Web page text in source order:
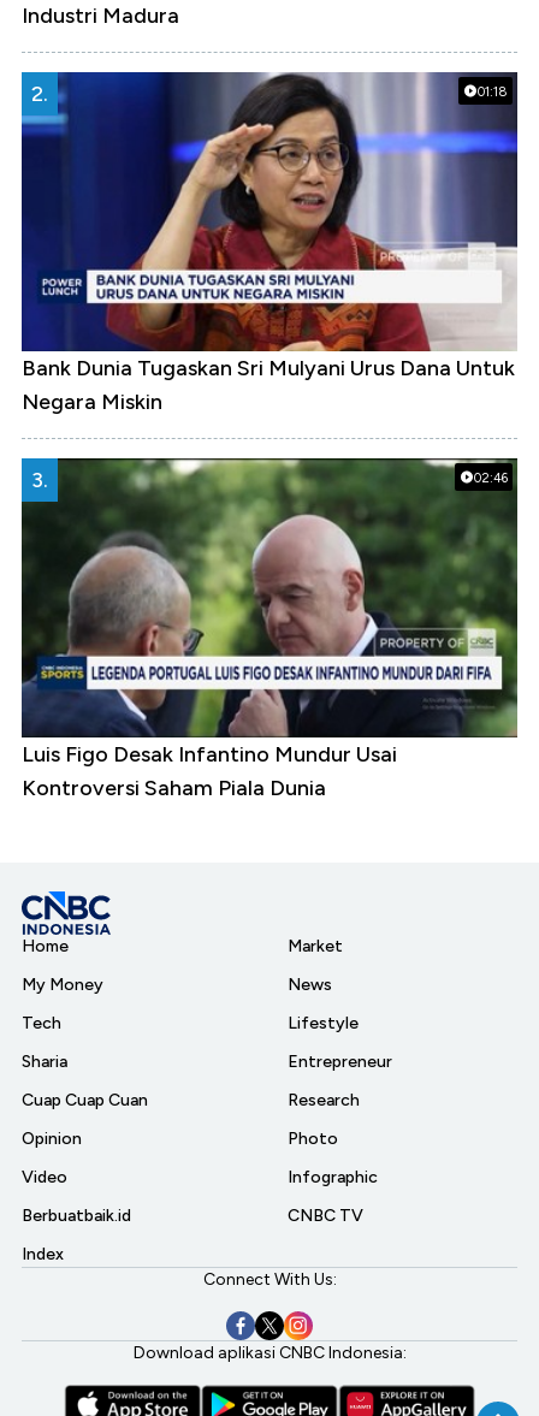
Industri Madura
01:18
2.
Bank Dunia Tugaskan Sri Mulyani Urus Dana Untuk
Negara Miskin
02:46
3.
Luis Figo Desak Infantino Mundur Usai
Kontroversi Saham Piala Dunia
Home
My Money
Tech
Sharia
Cuap Cuap Cuan
Opinion
Video
Berbuatbaik.id
Index
Market
News
Lifestyle
Entrepreneur
Research
Photo
Infographic
CNBC TV
Connect With Us:
Download aplikasi CNBC Indonesia: